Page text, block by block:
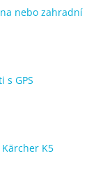
nebo zahradní
s GPS
K5